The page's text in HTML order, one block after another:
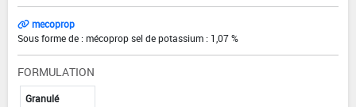
mecoprop
Sous forme de : mécoprop sel de potassium : 1,07 %
FORMULATION
Granulé